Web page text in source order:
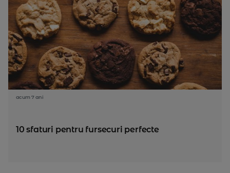
acum 7 ani
10 sfaturi pentru fursecuri perfecte